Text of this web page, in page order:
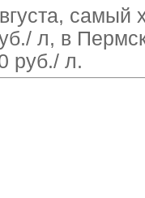
самый
л, в
руб./ л.